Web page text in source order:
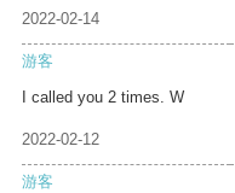
2022-02-14
游客
I called you 2 times. W
2022-02-12
游客